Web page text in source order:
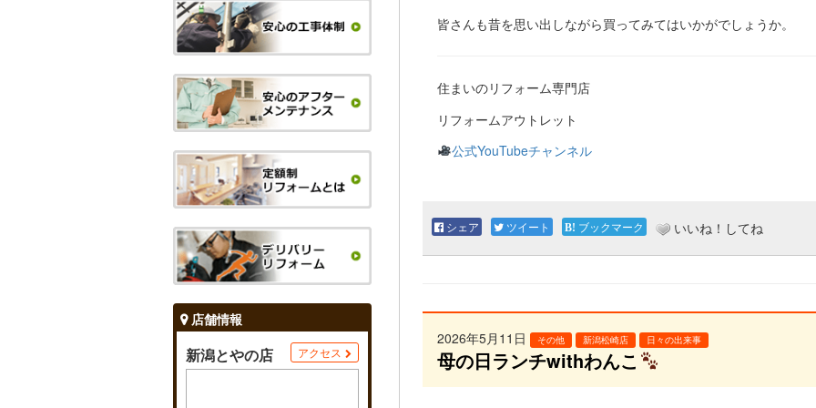
皆さんも昔を思い出しながら買ってみてはいかがでしょうか。
住まいのリフォーム専門店
リフォームアウトレット
公式YouTubeチャンネル
シェア ツイート ブックマーク いいね！してね
2026年5月11日 その他 新潟松崎店 日々の出来事
母の日ランチwithわんこ
店舗情報
新潟とやの店 アクセス